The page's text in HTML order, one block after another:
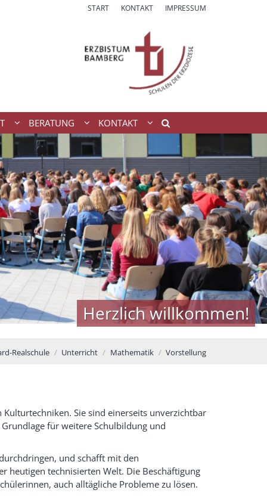
START KONTAKT IMPRESSUM
BERATUNG KONTAKT
Herzlich willkommen!
Realschule Unterricht Mathematik Vorstellung
Sie sind einerseits unverzichtbar
für weitere Schulbildung und
und schafft mit den
heutigen technisierten Welt. Die Beschäftigung
auch alltägliche Probleme zu lösen.